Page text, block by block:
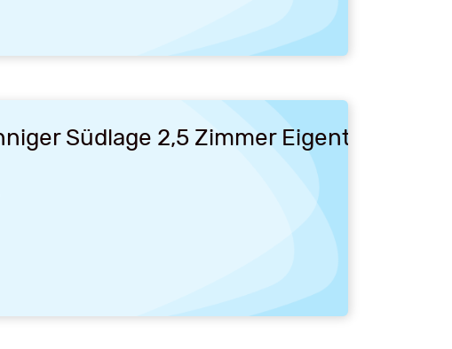
Südlage 2,5 Zimmer